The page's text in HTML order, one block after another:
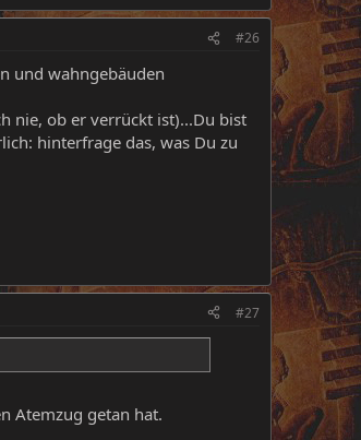
#26
und wahngebäuden
nie, ob er verrückt ist)...Du bist
hinterfrage das, was Du zu
#27
Atemzug getan hat.